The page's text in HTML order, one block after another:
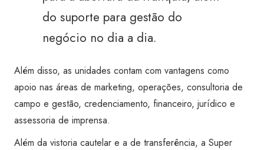
do suporte para gestão do
negócio no dia a dia.
Além disso, as unidades contam com vantagens como
apoio nas áreas de marketing, operações, consultoria de
campo e gestão, credenciamento, financeiro, jurídico e
assessoria de imprensa.
Além da vistoria cautelar e a de transferência, a Super